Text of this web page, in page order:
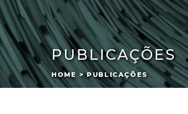
PUBLICAÇÕES
HOME > PUBLICAÇÕES